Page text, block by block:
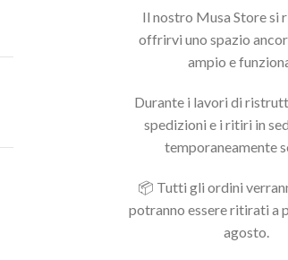
Il nostro Musa Store si
offrirvi uno spazio
ampio e
Durante i lavori di
spedizioni e i ritiri in
temporaneamente
📦 Tutti gli ordini
potranno essere ritirati a
agosto.
Acquista il pacchetto e
Potrebbero